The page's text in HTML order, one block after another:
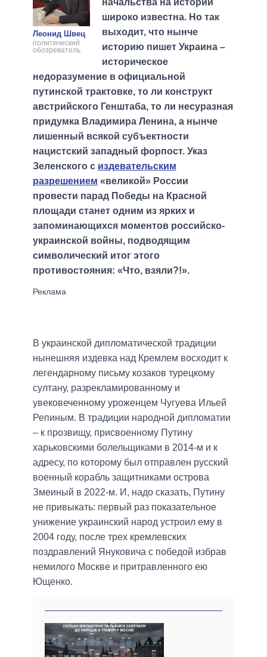
Леонид Швец
политический
обозреватель
широко известна. Но так
выходит, что нынче
историю пишет Украина –
историческое
недоразумение в официальной
путинской трактовке, то ли конструкт
австрийского Генштаба, то ли несуразная
придумка Владимира Ленина, а нынче
лишенный всякой субъектности
нацистский западный форпост. Указ
Зеленского с издевательским
разрешением «великой» России
провести парад Победы на Красной
площади станет одним из ярких и
запоминающихся моментов российско-
украинской войны, подводящим
символический итог этого
противостояния: «Что, взяли?!».
В украинской дипломатической традиции
нынешняя издевка над Кремлем восходит к
легендарному письму козаков турецкому
султану, разрекламированному и
увековеченному уроженцем Чугуева Ильей
Репиным. В традиции народной дипломатии
– к прозвищу, присвоенному Путину
харьковскими болельщиками в 2014-м и к
адресу, по которому был отправлен русский
военный корабль защитниками острова
Змеиный в 2022-м. И, надо сказать, Путину
не привыкать: первый раз показательное
унижение украинский народ устроил ему в
2004 году, после трех кремлевских
поздравлений Януковича с победой избрав
немилого Москве и притравленного ею
Ющенко.